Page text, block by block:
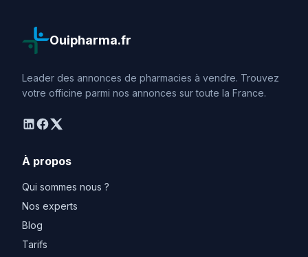
Ouipharma.fr
Leader des annonces de pharmacies à vendre. Trouvez
votre officine parmi nos annonces sur toute la France.
linkedin
facebook
twitter
À propos
Qui sommes nous ?
Nos experts
Blog
Tarifs